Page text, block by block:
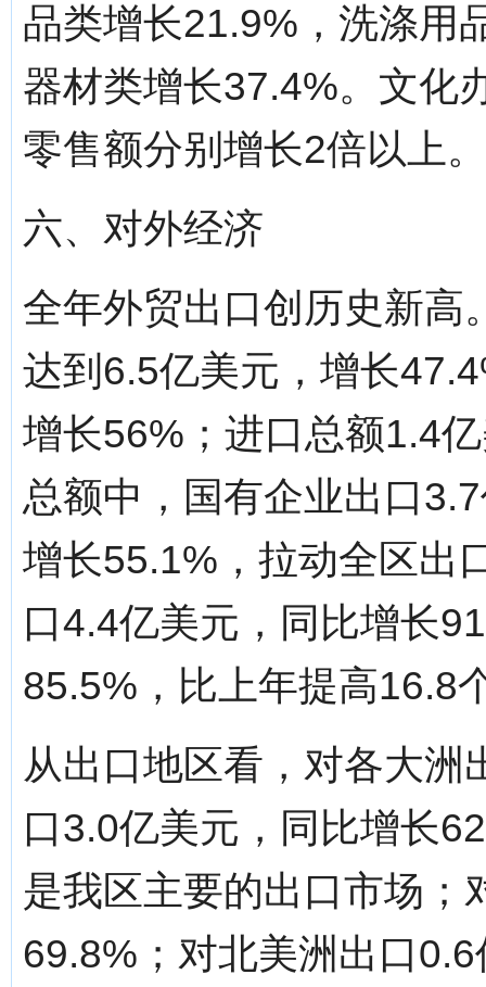
品类增长21.9%，洗涤用
器材类增长37.4%。文化
零售额分别增长2倍以上。
六、对外经济
全年外贸出口创历史新高
达到6.5亿美元，增长
增长56%；进口总额1.4
总额中，国有企业出口
增长55.1%，拉动全区出
口4.4亿美元，同比增长
85.5%，比上年提高16.8
从出口地区看，对各大洲
口3.0亿美元，同比增长
是我区主要的出口市场；
69.8%；对北美洲出口